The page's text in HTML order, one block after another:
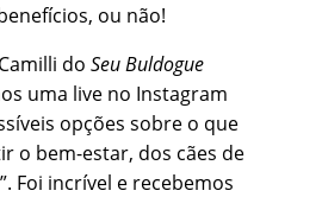
ou não!
do Seu Buldogue
uma live no Instagram
opções sobre o que
o bem-estar, dos cães de
Foi incrível e recebemos